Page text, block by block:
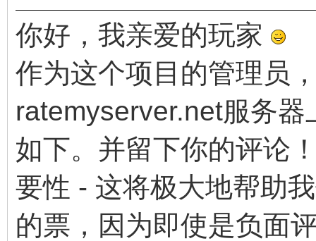
你好，我亲爱的玩家
作为这个项目的管理员
ratemyserver.net服务
如下。并留下你的评论
要性 - 这将极大地帮助
的票，因为即使是负面